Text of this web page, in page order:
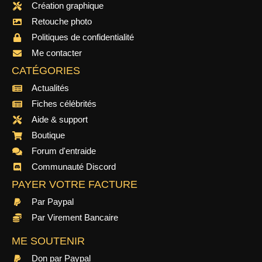
Création graphique
Retouche photo
Politiques de confidentialité
Me contacter
CATÉGORIES
Actualités
Fiches célébrités
Aide & support
Boutique
Forum d'entraide
Communauté Discord
PAYER VOTRE FACTURE
Par Paypal
Par Virement Bancaire
ME SOUTENIR
Don par Paypal